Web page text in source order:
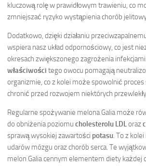
kluczową rolę w prawidłowym trawieniu, co
zmniejszać ryzyko wystąpienia chorób
Dodatkowo, dzięki działaniu
wspiera nasz układ odpornościowy, co jest
okresach zwiększonego zagrożenia infekcjami.
właściwości tego owocu pomagają
organizmie, co z kolei może spowolnić proces
chronić przed rozwojem niektórych
Regularne spożywanie melona Galia może
do obniżenia poziomu cholesterolu LDLoraz
sprawą wysokiej zawartości potasu. To z
udarów mózgu oraz chorób serca. Te
melon Galia cennym elementem diety każdej